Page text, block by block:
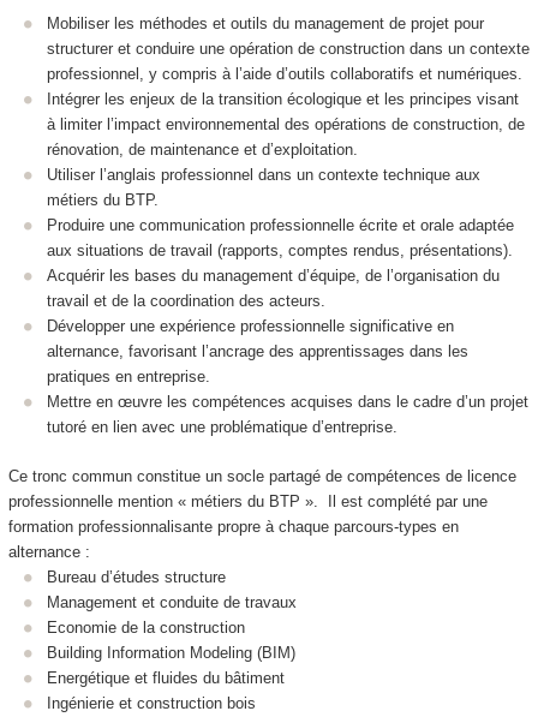
Mobiliser les méthodes et outils du management de projet pour
structurer et conduire une opération de construction dans un contexte
professionnel, y compris à l’aide d’outils collaboratifs et numériques.
Intégrer les enjeux de la transition écologique et les principes visant
à limiter l’impact environnemental des opérations de construction, de
rénovation, de maintenance et d’exploitation.
Utiliser l’anglais professionnel dans un contexte technique aux
métiers du BTP.
Produire une communication professionnelle écrite et orale adaptée
aux situations de travail (rapports, comptes rendus, présentations).
Acquérir les bases du management d’équipe, de l’organisation du
travail et de la coordination des acteurs.
Développer une expérience professionnelle significative en
alternance, favorisant l’ancrage des apprentissages dans les
pratiques en entreprise.
Mettre en œuvre les compétences acquises dans le cadre d’un projet
tutoré en lien avec une problématique d’entreprise.
Ce tronc commun constitue un socle partagé de compétences de licence
professionnelle mention « métiers du BTP ». Il est complété par une
formation professionnalisante propre à chaque parcours-types en
alternance:
Bureau d’études structure
Management et conduite de travaux
Economie de la construction
Building Information Modeling (BIM)
Energétique et fluides du bâtiment
Ingénierie et construction bois